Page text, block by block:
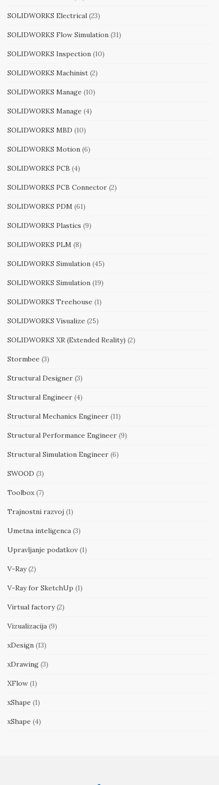
SOLIDWORKS Electrical (23)
SOLIDWORKS Flow Simulation (31)
SOLIDWORKS Inspection (10)
SOLIDWORKS Machinist (2)
SOLIDWORKS Manage (10)
SOLIDWORKS Manage (4)
SOLIDWORKS MBD (10)
SOLIDWORKS Motion (6)
SOLIDWORKS PCB (4)
SOLIDWORKS PCB Connector (2)
SOLIDWORKS PDM (61)
SOLIDWORKS Plastics (9)
SOLIDWORKS PLM (8)
SOLIDWORKS Simulation (45)
SOLIDWORKS Simulation (19)
SOLIDWORKS Treehouse (1)
SOLIDWORKS Visualize (25)
SOLIDWORKS XR (Extended Reality) (2)
Stormbee (3)
Structural Designer (3)
Structural Engineer (4)
Structural Mechanics Engineer (11)
Structural Performance Engineer (9)
Structural Simulation Engineer (6)
SWOOD (3)
Toolbox(7)
Trajnostni razvoj (1)
Umetna inteligenca (3)
Upravljanje podatkov (1)
V-Ray(2)
V-Ray for SketchUp (1)
Virtual factory(2)
Vizualizacija (9)
xDesign (13)
xDrawing (3)
XFlow (1)
xShape (1)
xShape (4)